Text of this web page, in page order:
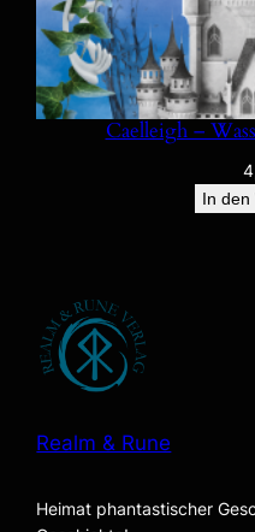
Caelleigh –
In den
Realm & Rune
Heimat phantastischer